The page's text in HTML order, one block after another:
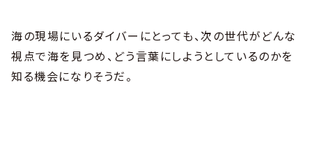
海の現場にいるダイバーにとっても、次の世代がどんな
視点で海を見つめ、どう言葉にしようとしているのかを
知る機会になりそうだ。